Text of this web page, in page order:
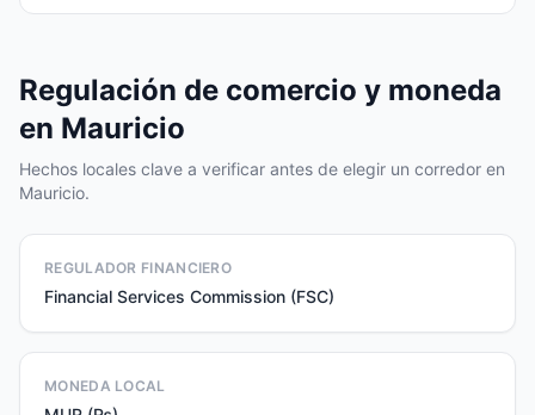
Regulación de comercio y moneda
en Mauricio
Hechos locales clave a verificar antes de elegir un corredor en
Mauricio.
REGULADOR FINANCIERO
Financial Services Commission (FSC)
MONEDA LOCAL